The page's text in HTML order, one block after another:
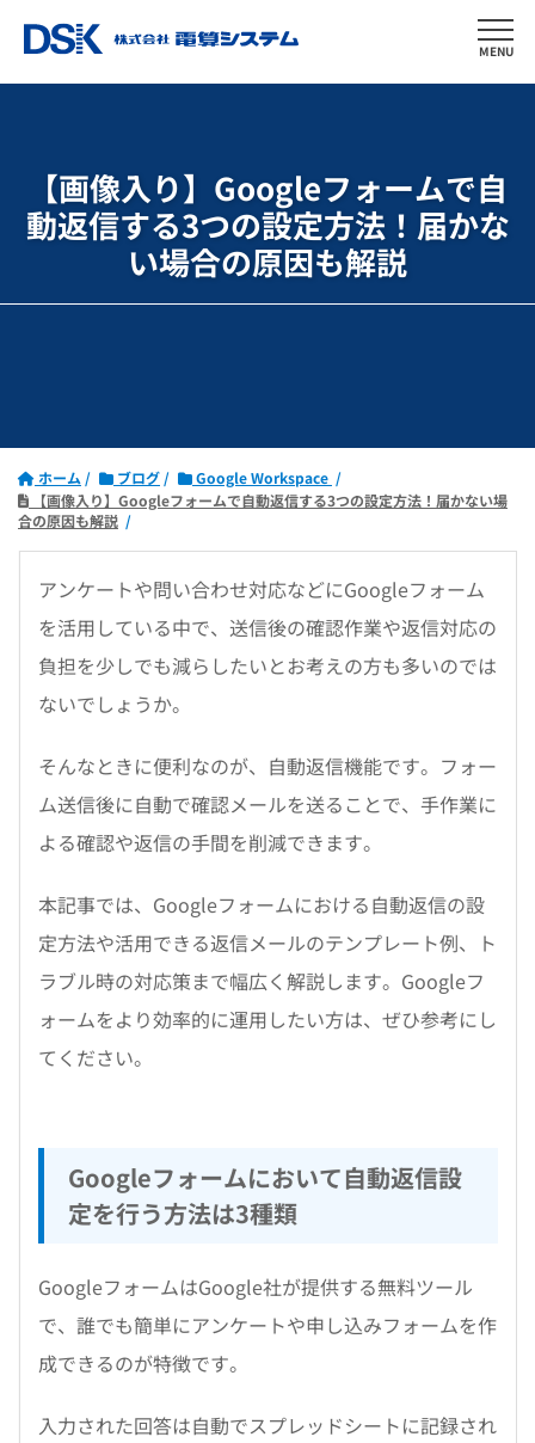
MENU
【画像入り】Googleフォームで自
動返信する3つの設定方法！ 届かな
い場合の原因も解説
ホーム ブログ
Google Workspace
【画像入り】Googleフォームで自動返信する3つの設定方法！届かない場
合の原因も解説
アンケートや問い合わせ対応などにGoogleフォーム
を活用している中で、送信後の確認作業や返信対応の
負担を少しでも減らしたいとお考えの方も多いのでは
ないでしょうか。
そんなときに便利なのが、自動返信機能です。フォー
ム送信後に自動で確認メールを送ることで、手作業に
よる確認や返信の手間を削減できます。
本記事では、Googleフォームにおける自動返信の設
定方法や活用できる返信メールのテンプレート例、ト
ラブル時の対応策まで幅広く解説します。Googleフ
ォームをより効率的に運用したい方は、ぜひ参考にし
てください。
Googleフォームにおいて自動返信設
定を行う方法は3種類
GoogleフォームはGoogle社が提供する無料ツール
で、誰でも簡単にアンケートや申し込みフォームを作
成できるのが特徴です。
入力された回答は自動でスプレッドシートに記録され